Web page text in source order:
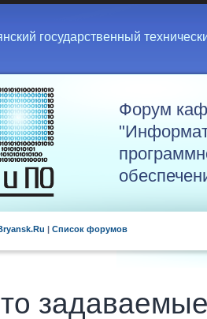
государственный
Форум
| Список форумов